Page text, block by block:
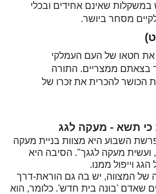
במשקלות שאינם אחידים ובכלי
מסחר ביושר.
את חטאו של העם העמלקי
בצאתם ממצריים. התורה
הכושר להכרית את זכרו של
תשא - מעקה לגג
השבוע היא מצוות בניית מעקה
ועשית מעקה לגגך". הסיבה היא
וייפול ממנו.
של המצווה, יש בה גם הוראת-דרך
שאדם 'בונה בית חדש'. כלומר, הוא